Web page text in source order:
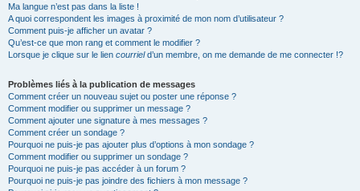
Ma langue n’est pas dans la liste !
A quoi correspondent les images à proximité de mon nom d’utilisateur ?
Comment puis-je afficher un avatar ?
Qu’est-ce que mon rang et comment le modifier ?
Lorsque je clique sur le lien courrield’un membre, on me demande de me connecter !?
Problèmes liés à la publication de messages
Comment créer un nouveau sujet ou poster une réponse ?
Comment modifier ou supprimer un message ?
Comment ajouter une signature à mes messages ?
Comment créer un sondage ?
Pourquoi ne puis-je pas ajouter plus d’options à mon sondage ?
Comment modifier ou supprimer un sondage ?
Pourquoi ne puis-je pas accéder à un forum ?
Pourquoi ne puis-je pas joindre des fichiers à mon message ?